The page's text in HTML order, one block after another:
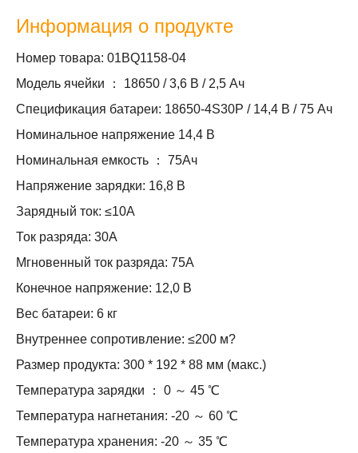
Информация о продукте
Номер товара: 01BQ1158-04
Модель ячейки ： 18650 / 3,6 В / 2,5 Ач
Спецификация батареи: 18650-4S30P / 14,4 В / 75 Ач
Номинальное напряжение 14,4 В
Номинальная емкость ： 75Ач
Напряжение зарядки: 16,8 В
Зарядный ток: ≤10А
Ток разряда: 30А
Мгновенный ток разряда: 75А
Конечное напряжение: 12,0 В
Вес батареи: 6 кг
Внутреннее сопротивление: ≤200 м?
Размер продукта: 300 * 192 * 88 мм (макс.)
Температура зарядки ： 0 ～ 45 ℃
Температура нагнетания: -20 ～ 60 ℃
Температура хранения: -20 ～ 35 ℃